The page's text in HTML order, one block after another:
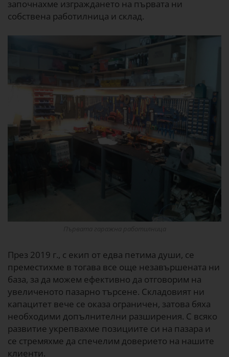
започнахме изграждането на първата ни
собствена работилница и склад.
През 2019 г., с екип от едва петима души, се
преместихме в тогава все още незавършената ни
база, за да можем ефективно да отговорим на
увеличеното пазарно търсене. Складовият ни
капацитет вече се оказа ограничен, затова бяха
необходими допълнителни разширения. С всяко
развитие укрепвахме позициите си на пазара и
се стремяхме да спечелим доверието на нашите
клиенти.